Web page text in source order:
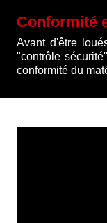
Conformité
Avant d'être
"contrôle
conformité du